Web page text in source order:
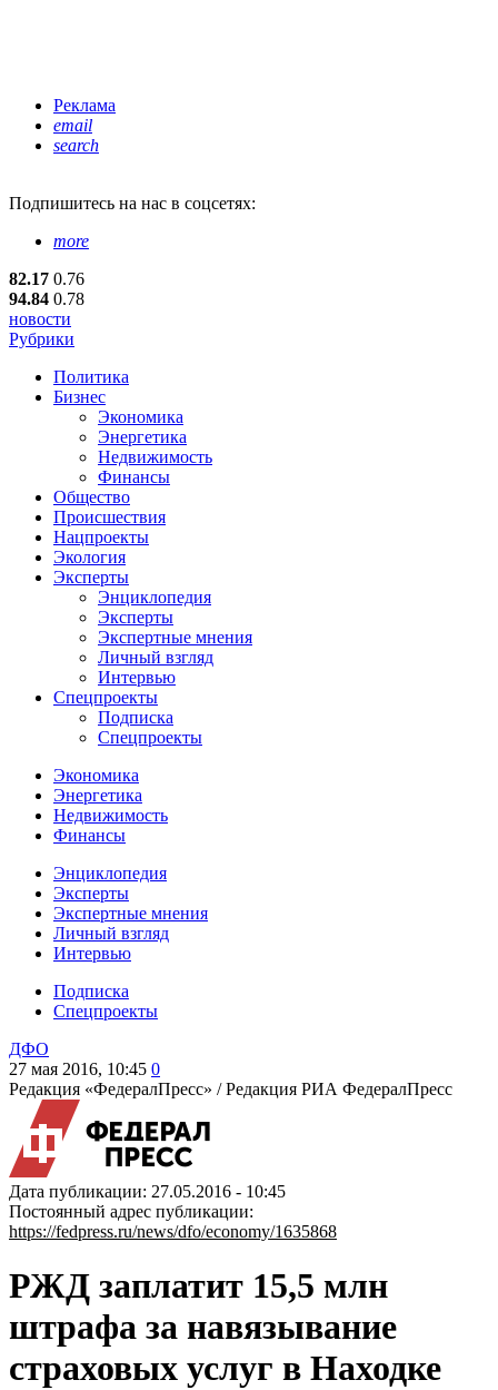
Реклама
email
search
Подпишитесь на нас в соцсетях:
more
82.17 0.76
94.84 0.78
новости
Рубрики
Политика
Бизнес
Экономика
Энергетика
Недвижимость
Финансы
Общество
Происшествия
Нацпроекты
Экология
Эксперты
Энциклопедия
Эксперты
Экспертные мнения
Личный взгляд
Интервью
Спецпроекты
Подписка
Спецпроекты
Экономика
Энергетика
Недвижимость
Финансы
Энциклопедия
Эксперты
Экспертные мнения
Личный взгляд
Интервью
Подписка
Спецпроекты
ДФО
27 мая 2016, 10:45 0
Редакция «ФедералПресс» /Редакция РИА ФедералПресс
Дата публикации: 27.05.2016 - 10:45
Постоянный адрес публикации:
https://fedpress.ru/news/dfo/economy/1635868
РЖД заплатит 15,5 млн
штрафа за навязывание
страховых услуг в Находке